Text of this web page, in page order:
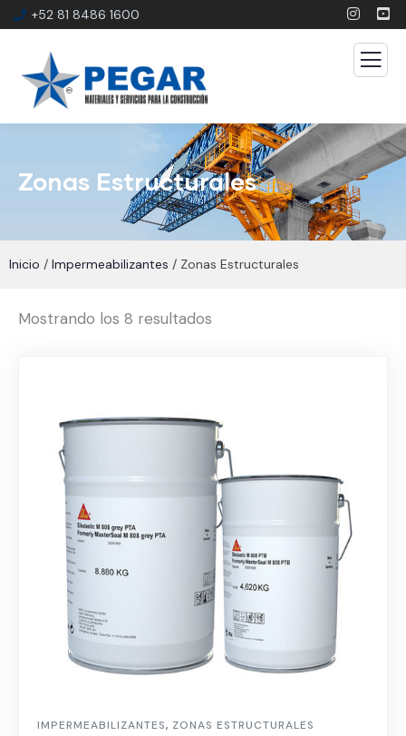
+52 81 8486 1600
Zonas Estructurales
Inicio / Impermeabilizantes / Zonas Estructurales
Mostrando los 8 resultados
IMPERMEABILIZANTES, ZONAS ESTRUCTURALES